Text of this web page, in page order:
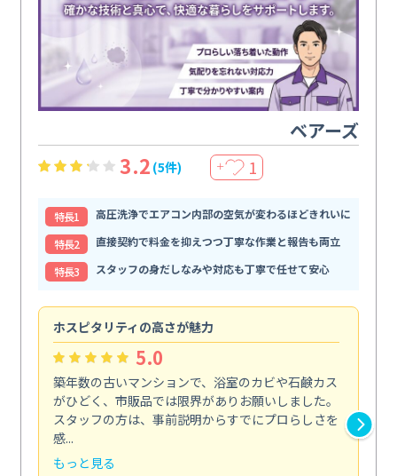
ベアーズ
3.2 (5件) ＋ 1
特⻑1
高圧洗浄でエアコン内部の空気が変わるほどきれいに
特⻑2
直接契約で料金を抑えつつ丁寧な作業と報告も両立
特⻑3
スタッフの身だしなみや対応も丁寧で任せて安心
ホスピタリティの高さが魅力
5.0
築年数の古いマンションで、浴室のカビや石鹸カス
がひどく、市販品では限界がありお願いしました。
スタッフの方は、事前説明からすでにプロらしさを
感...
もっと見る